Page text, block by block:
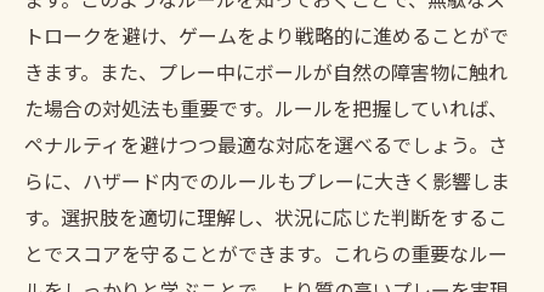
トロークを避け、ゲームをより戦略的に進めることがで
きます。また、プレー中にボールが自然の障害物に触れ
た場合の対処法も重要です。ルールを把握していれば、
ペナルティを避けつつ最適な対応を選べるでしょう。さ
らに、ハザード内でのルールもプレーに大きく影響しま
す。選択肢を適切に理解し、状況に応じた判断をするこ
とでスコアを守ることができます。これらの重要なルー